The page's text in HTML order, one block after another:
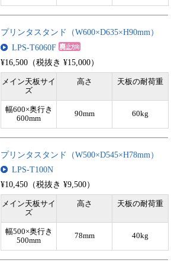
プリンタスタンド（W600×D635×H90mm）
LPS-T6060F
¥16,500（税抜き ¥15,000）
メイン天板サイ
ズ
高さ 天板の耐荷重
幅600×奥行き
600mm
90mm 60kg
プリンタスタンド（W500×D545×H78mm）
LPS-T100N
¥10,450（税抜き ¥9,500）
メイン天板サイ
ズ
高さ 天板の耐荷重
幅500×奥行き
500mm
78mm 40kg